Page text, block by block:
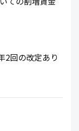
2回の改定あり